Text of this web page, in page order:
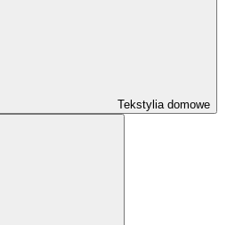
Tekstylia domowe